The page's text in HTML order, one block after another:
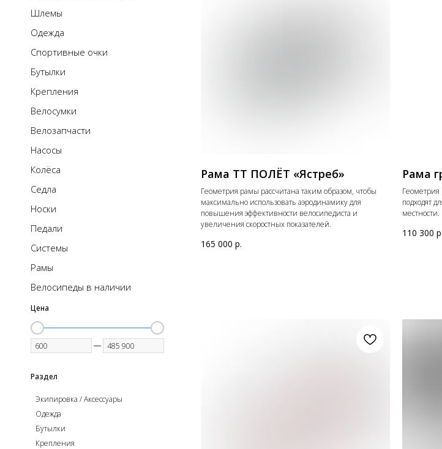
Шлемы
Одежда
Cпортивные очки
Бутылки
Крепления
Велосумки
Велозапчасти
Насосы
Колёса
Седла
Носки
Педали
Системы
Рамы
Велосипеды в наличии
Цена
—
Раздел
Экипировка / Аксессуары
Одежда
Бутылки
Крепления
Рама ТТ ПОЛЁТ «Ястреб»
Геометрия рамы рассчитана таким образом, чтобы
максимально использовать аэродинамику для
повышения эффективности велосипедиста и
увеличения скоростных показателей.
165 000 р.
Рама
подходят
местности.
110 300 р.